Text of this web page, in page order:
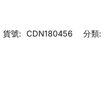
貨號: CDN180456 分類: